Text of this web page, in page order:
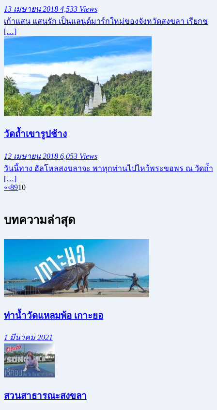
13 เมษายน 2018 4,533 Views
เก้าแสน แสนรัก เป็นแลนด์มาร์กใหม่ของจังหวัดสงขลา เรียกช
[…]
วัดถ้ำเขารูปช้าง
12 เมษายน 2018 6,053 Views
วันนี้ทาง ฮัลโหลสงขลาจะ พาทุกท่านไปไหว้พระขอพร ณ วัดถ้ำ
[…]
«‹8910
บทความล่าสุด
ท่าน้ำวัดแหลมพ้อ เกาะยอ
1 มีนาคม 2021
สวนสาธารณะสงขลา